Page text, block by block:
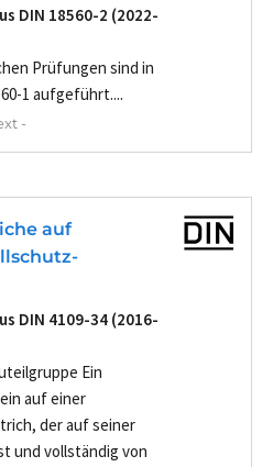
DIN 18560-2 (2022-
Prüfungen sind in
1 aufgeführt....
-
auf
DIN 4109-34 (2016-
Ein
auf einer
der auf seiner
und vollständig von